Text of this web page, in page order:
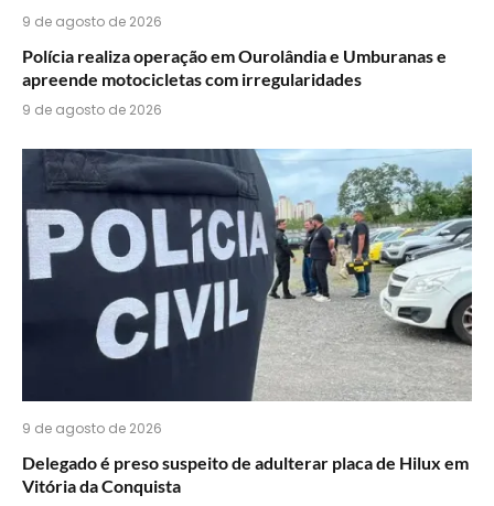
9 de agosto de 2026
Polícia realiza operação em Ourolândia e Umburanas e
apreende motocicletas com irregularidades
9 de agosto de 2026
9 de agosto de 2026
Delegado é preso suspeito de adulterar placa de Hilux em
Vitória da Conquista